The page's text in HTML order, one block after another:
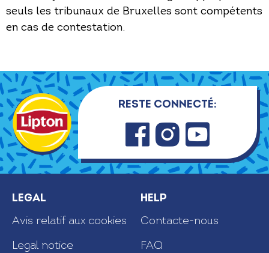
seuls les tribunaux de Bruxelles sont compétents
en cas de contestation.
Reste connecté:
ook gram be
Legal
Avis relatif aux cookies
Legal notice
Help
Contacte-nous
FAQ